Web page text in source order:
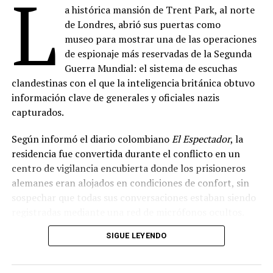
L
a histórica mansión de Trent Park, al norte
de Londres, abrió sus puertas como
museo para mostrar una de las operaciones
de espionaje más reservadas de la Segunda
Guerra Mundial: el sistema de escuchas
clandestinas con el que la inteligencia británica obtuvo
información clave de generales y oficiales nazis
capturados.
Según informó el diario colombianoEl Espectador, la
residencia fue convertida durante el conflicto en un
centro de vigilancia encubierta donde los prisioneros
alemanes eran alojados en condiciones de confort, sin
sospechar que todas sus conversaciones estaban siendo
Bautizado Trent Park House of Secrets, el museo
la que refugiados judíos germanoparlantes trabajaban
SIGUE LEYENDO